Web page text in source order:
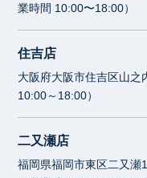
業時間 10:00〜18:00）
住吉店
大阪府大阪市住吉区山之
10:00～18:00）
二又瀬店
福岡県福岡市東区二又瀬